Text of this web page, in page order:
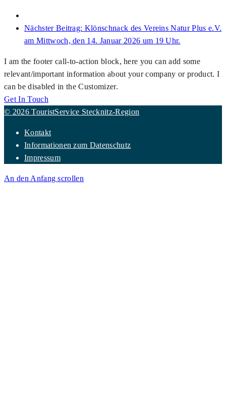
Nächster Beitrag: Klönschnack des Vereins Natur Plus e.V.
am Mittwoch, den 14. Januar 2026 um 19 Uhr.
I am the footer call-to-action block, here you can add some
relevant/important information about your company or product. I
can be disabled in the Customizer.
Get In Touch
© 2026 TouristService Stecknitz-Region
Kontakt
Informationen zum Datenschutz
Impressum
An den Anfang scrollen